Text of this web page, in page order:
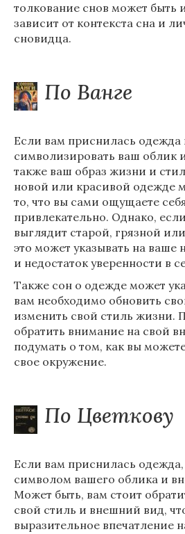
толкование снов может быть
зависит от контекста сна и
сновидца.
По Ванге
Если вам приснилась одежда
символизировать ваш облик
также ваш образ жизни и
новой или красивой одежде
то, что вы сами ощущаете
привлекательно. Однако,
выглядит старой, грязной
это может указывать на ваше
и недостаток уверенности в
Также сон о одежде может
вам необходимо обновить
изменить свой стиль жизни.
обратить внимание на свой
подумать о том, как вы
свое окружение.
По Цветкову
Если вам приснилась
символом вашего облика и
Может быть, вам стоит
свой стиль и внешний вид,
выразительное впечатление